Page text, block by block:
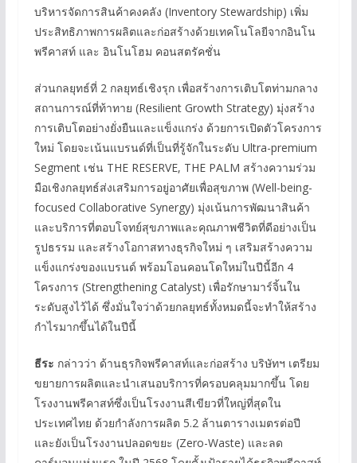
บริหารจัดการสินค้าคงคลัง (Inventory Stewardship) เพิ่ม
ประสิทธิภาพการผลิตและก่อสร้างด้วยเทคโนโลยีจากอินโน
พรีคาสท์ และ อินโนโฮม คอนสตรัคชั่น
ส่วนกลยุทธ์ที่ 2 กลยุทธ์เชิงรุก เพื่อสร้างการเติบโตท่ามกลาง
สถานการณ์ที่ท้าทาย (Resilient Growth Strategy) มุ่งสร้าง
การเติบโตอย่างยั่งยืนและแข็งแกร่ง ด้วยการเปิดตัวโครงการ
ใหม่ โดยจะเน้นแบรนด์ที่เป็นที่รู้จักในระดับ Ultra-premium
Segment เช่น THE RESERVE, THE PALM สร้างความร่วม
มือเชิงกลยุทธ์ส่งเสริมการอยู่อาศัยเพื่อสุขภาพ (Well-being-
focused Collaborative Synergy) มุ่งเน้นการพัฒนาสินค้า
และบริการที่ตอบโจทย์สุขภาพและคุณภาพชีวิตที่ดีอย่างเป็น
รูปธรรม และสร้างโอกาสทางธุรกิจใหม่ ๆ เสริมสร้างความ
แข็งแกร่งของแบรนด์ พร้อมโอนคอนโดใหม่ในปีนี้อีก 4
โครงการ (Strengthening Catalyst) เพื่อรักษามาร์จิ้นใน
ระดับสูงไว้ได้ ซึ่งมั่นใจว่าด้วยกลยุทธ์ทั้งหมดนี้จะทำให้สร้าง
กำไรมากขึ้นได้ในปีนี้
ธีระ กล่าวว่า ด้านธุรกิจพรีคาสท์และก่อสร้าง บริษัทฯ เตรียม
ขยายการผลิตและนำเสนอบริการที่ครอบคลุมมากขึ้น โดย
โรงงานพรีคาสท์ซึ่งเป็นโรงงานสีเขียวที่ใหญ่ที่สุดใน
ประเทศไทย ด้วยกำลังการผลิต 5.2 ล้านตารางเมตรต่อปี
และยังเป็นโรงงานปลอดขยะ (Zero-Waste) และลด